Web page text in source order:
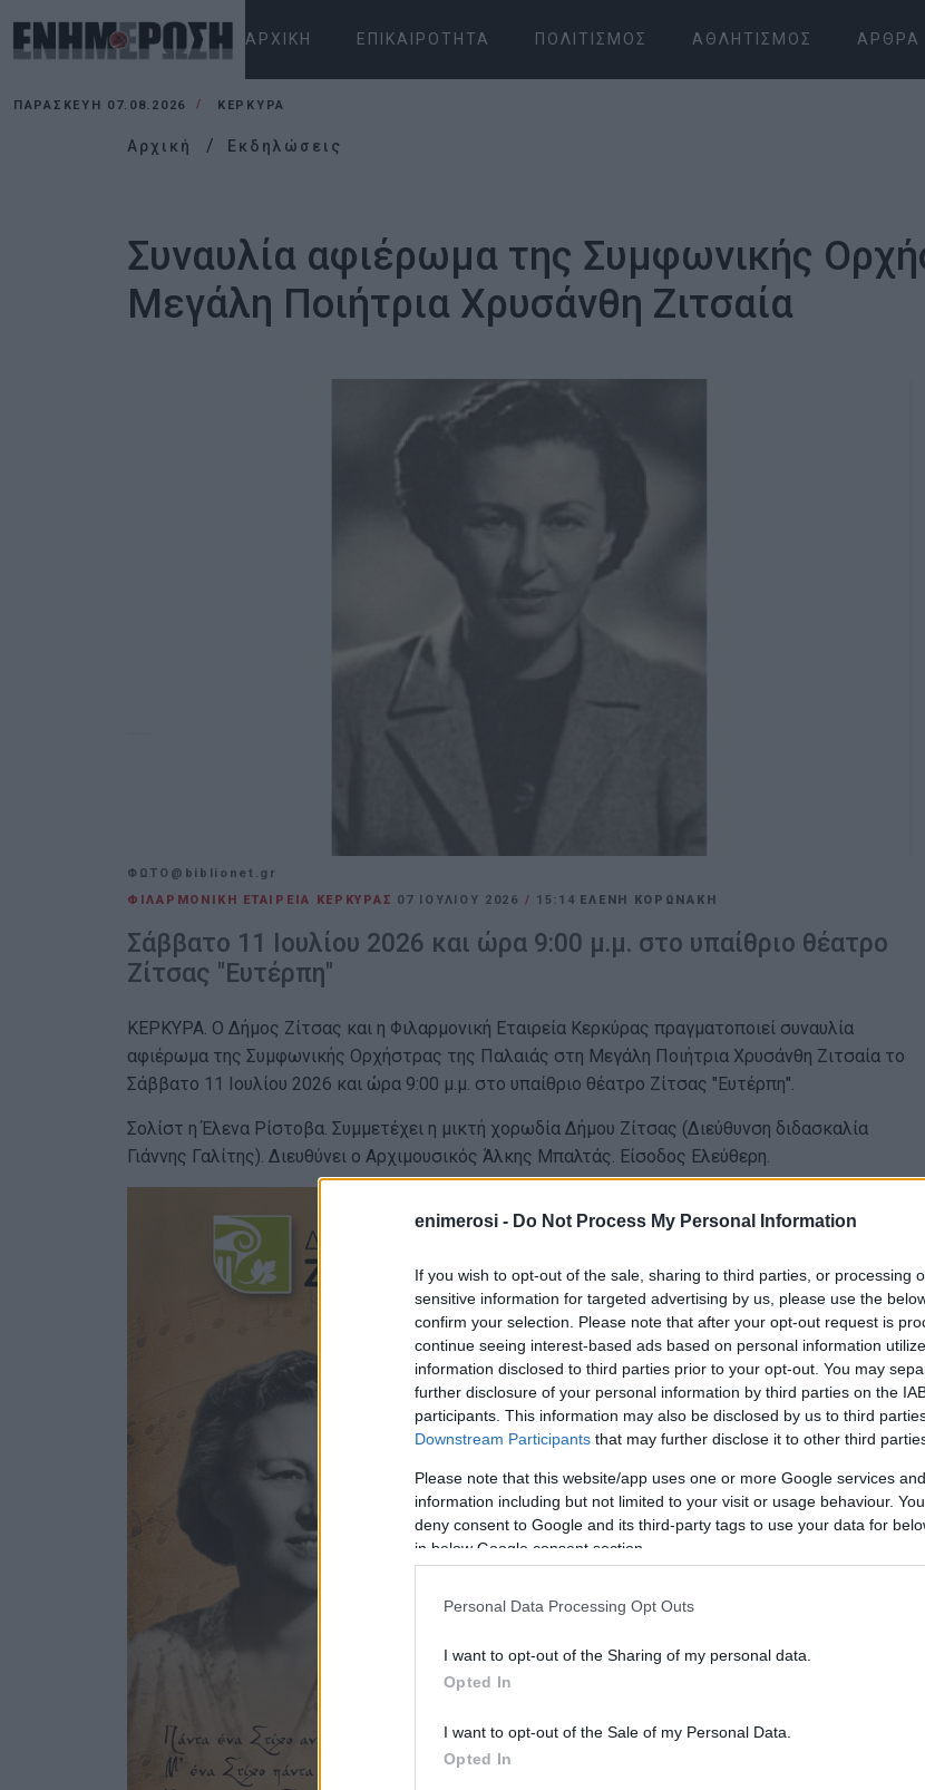
enimerosi - Do Not Process My Personal Information
If you wish to opt-out of the sale, sharing to third parties, or processing
sensitive information for targeted advertising by us, please use the
confirm your selection. Please note that after your opt-out request is
continue seeing interest-based ads based on personal information
information disclosed to third parties prior to your opt-out. You may
further disclosure of your personal information by third parties on the
participants. This information may also be disclosed by us to third
Downstream Participants that may further disclose it to other third
Please note that this website/app uses one or more Google services
information including but not limited to your visit or usage behaviour.
deny consent to Google and its third-party tags to use your data for
in below Google consent section.
Personal Data Processing Opt Outs
I want to opt-out of the Sharing of my personal data.
Opted In
I want to opt-out of the Sale of my Personal Data.
Opted In
ΑΡΧΙΚΉ ΕΠΙΚΑΙΡΌΤΗΤΑ ΠΟΛΙΤΙΣΜΌΣ ΑΘΛΗΤΙΣΜΌΣ ΆΡΘΡΑ
ΠΑΡΑΣΚΕΥΉ 07.08.2026 ΚΕΡΚΥΡΑ
Αρχική Εκδηλώσεις
Συναυλία αφιέρωμα της Συμφωνικής
Μεγάλη Ποιήτρια Χρυσάνθη Ζιτσαία
ΦΩΤΟ@biblionet.gr
ΦΙΛΑΡΜΟΝΙΚΗ ΕΤΑΙΡΕΙΑ ΚΕΡΚΥΡΑΣ 07 ΙΟΥΛΊΟΥ 2026 / 15:14 ΕΛΕΝΗ ΚΟΡΩΝΑΚΗ
Σάββατο 11 Ιουλίου 2026 και ώρα 9:00 μ.μ. στο υπαίθριο θέατρο
Ζίτσας "Ευτέρπη"
ΚΕΡΚΥΡΑ. Ο Δήμος Ζίτσας και η Φιλαρμονική Εταιρεία Κερκύρας πραγματοποιεί συναυλία
αφιέρωμα της Συμφωνικής Ορχήστρας της Παλαιάς στη Μεγάλη Ποιήτρια Χρυσάνθη Ζιτσαία το
Σάββατο 11 Ιουλίου 2026 και ώρα 9:00 μ.μ. στο υπαίθριο θέατρο Ζίτσας "Ευτέρπη".
Σολίστ η Έλενα Ρίστοβα. Συμμετέχει η μικτή χορωδία Δήμου Ζίτσας (Διεύθυνση διδασκαλία
Γιάννης Γαλίτης). Διευθύνει ο Αρχιμουσικός Άλκης Μπαλτάς. Είσοδος Ελεύθερη.